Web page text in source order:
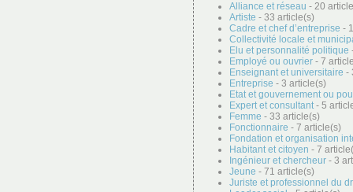
Alliance et réseau - 20
Artiste - 33 article(s)
Cadre et chef d’entreprise -
Collectivité locale et
Elu et personnalité politique
Employé ou ouvrier - 7
Enseignant et universitaire -
Entreprise - 3 article(s)
Etat et gouvernement ou
Expert et consultant- 5
Femme - 33 article(s)
Fonctionnaire - 7 article(s)
Fondation et organisation
Habitant et citoyen - 7
Ingénieur et chercheur - 3
Jeune - 71 article(s)
Juriste et professionnel du